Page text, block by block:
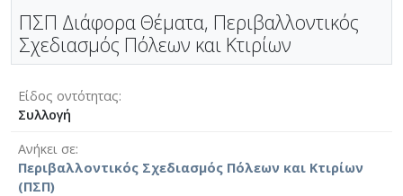
ΠΣΠ Διάφορα Θέματα, Περιβαλλοντικός
Σχεδιασμός Πόλεων και Κτιρίων
Είδος οντότητας
Συλλογή
Ανήκει σε
Περιβαλλοντικός Σχεδιασμός Πόλεων και Κτιρίων
(ΠΣΠ)